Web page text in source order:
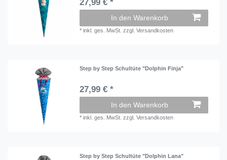
27,99 € *
In den Warenkorb
*inkl. ges. MwSt. zzgl.Versandkosten
Step by Step Schultüte "Dolphin Finja"
27,99 € *
In den Warenkorb
*inkl. ges. MwSt. zzgl.Versandkosten
Step by Step Schultüte "Dolphin Lana"